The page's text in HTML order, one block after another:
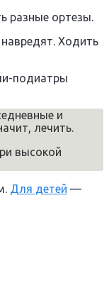
разные ортезы.
Ходить
подиатры
и
лечить.
высокой
Для детей —